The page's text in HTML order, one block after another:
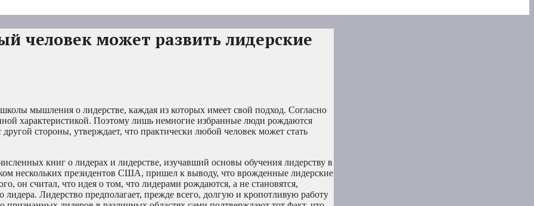
человек может развить лидерские
мышления о лидерстве, каждая из которых имеет свой подход. Согласно
характеристикой. Поэтому лишь немногие избранные люди рождаются
стороны, утверждает, что практически любой человек может стать
книг о лидерах и лидерстве, изучавший основы обучения лидерству в
нескольких президентов США, пришел к выводу, что врожденные лидерские
он считал, что идея о том, что лидерами рождаются, а не становятся,
Лидерство предполагает, прежде всего, долгую и кропотливую работу